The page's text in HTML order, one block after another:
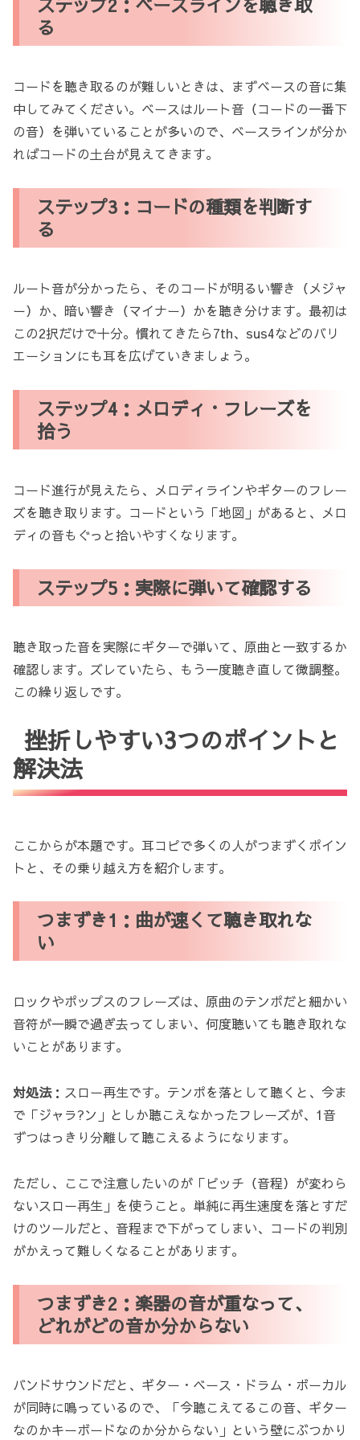
る
コードを聴き取るのが難しいときは、まずベースの音に集
中してみてください。ベースはルート音（コードの一番下
の音）を弾いていることが多いので、ベースラインが分か
ればコードの土台が見えてきます。
ステップ3：コードの種類を判断す
る
ルート音が分かったら、そのコードが明るい響き（メジャ
ー）か、暗い響き（マイナー）かを聴き分けます。最初は
この2択だけで十分。慣れてきたら7th、sus4などのバリ
エーションにも耳を広げていきましょう。
ステップ4：メロディ・フレーズを
拾う
コード進行が見えたら、メロディラインやギターのフレー
ズを聴き取ります。コードという「地図」があると、メロ
ディの音もぐっと拾いやすくなります。
ステップ5：実際に弾いて確認する
聴き取った音を実際にギターで弾いて、原曲と一致するか
確認します。ズレていたら、もう一度聴き直して微調整。
この繰り返しです。
挫折しやすい3つのポイントと
解決法
ここからが本題です。耳コピで多くの人がつまずくポイン
トと、その乗り越え方を紹介します。
つまずき1：曲が速くて聴き取れな
い
ロックやポップスのフレーズは、原曲のテンポだと細かい
音符が一瞬で過ぎ去ってしまい、何度聴いても聴き取れな
いことがあります。
対処法：スロー再生です。テンポを落として聴くと、今ま
で「ジャラ?ン」としか聴こえなかったフレーズが、1音
ずつはっきり分離して聴こえるようになります。
ただし、ここで注意したいのが「ピッチ（音程）が変わら
ないスロー再生」を使うこと。単純に再生速度を落とすだ
けのツールだと、音程まで下がってしまい、コードの判別
がかえって難しくなることがあります。
つまずき2：楽器の音が重なって、
どれがどの音か分からない
バンドサウンドだと、ギター・ベース・ドラム・ボーカル
が同時に鳴っているので、「今聴こえてるこの音、ギター
なのかキーボードなのか分からない」という壁にぶつかり